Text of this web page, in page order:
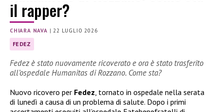
il rapper?
CHIARA NAVA | 22 LUGLIO 2026
FEDEZ
Fedez è stato nuovamente ricoverato e ora è stato trasferito
all’ospedale Humanitas di Rozzano. Come sta?
Nuovo ricovero per Fedez, tornato in ospedale nella serata
di lunedì a causa di un problema di salute. Dopo i primi